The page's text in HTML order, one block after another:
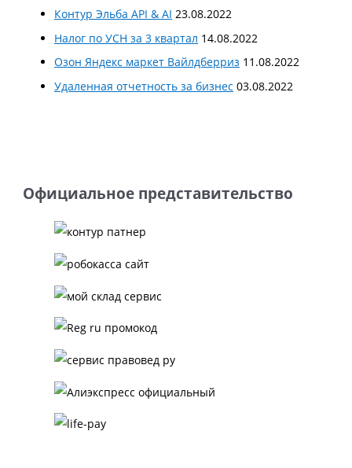
Контур Эльба API & AI 23.08.2022
Налог по УСН за 3 квартал 14.08.2022
Озон Яндекс маркет Вайлдберриз 11.08.2022
Удаленная отчетность за бизнес 03.08.2022
Официальное представительство